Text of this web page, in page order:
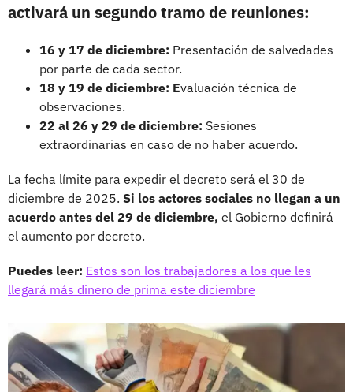
activará un segundo tramo de reuniones:
16 y 17 de diciembre: Presentación de salvedades
por parte de cada sector.
18 y 19 de diciembre: Evaluación técnica de
observaciones.
22 al 26 y 29 de diciembre: Sesiones
extraordinarias en caso de no haber acuerdo.
La fecha límite para expedir el decreto será el 30 de
diciembre de 2025. Si los actores sociales no llegan a un
acuerdo antes del 29 de diciembre, el Gobierno definirá
el aumento por decreto.
Puedes leer: Estos son los trabajadores a los que les
llegará más dinero de prima este diciembre